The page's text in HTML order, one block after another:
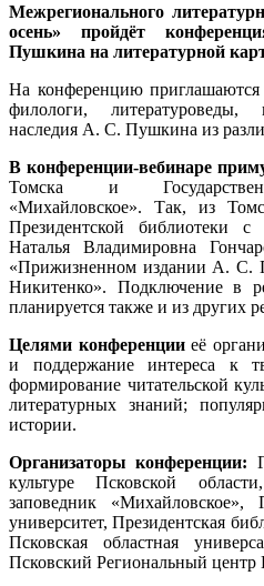
Межрегионального
осень» пройдёт
Пушкина на литературной
На конференцию приглашаются
филологи, литературоведы,
наследия А. С. Пушкина из
В конференции-вебинаре
Томска и
«Михайловское». Так, из
Президентской библиотеки
Наталья Владимировна
«Прижизненном издании А. С.
Никитенко». Подключение в
планируется также и из других
Целями конференцииеё
и поддержание интереса к
формирование читательской
литературных знаний;
истории.
Организаторы конференции:
культуре Псковской
заповедник «Михайловское»,
университет, Президентская
Псковская областная
Псковский Региональный центр